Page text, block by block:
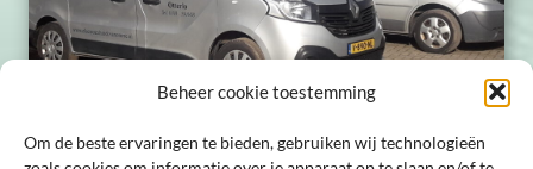
Beheer cookie toestemming
Om de beste ervaringen te bieden, gebruiken wij technologieën